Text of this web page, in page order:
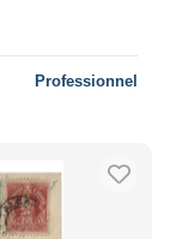
Professionnel